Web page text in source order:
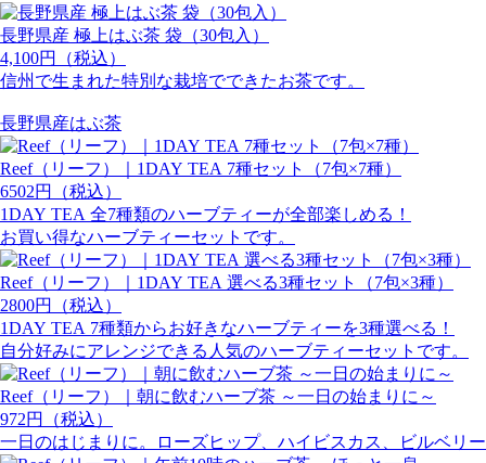
長野県産 極上はぶ茶 袋（30包入）
4,100円（税込）
信州で生まれた特別な栽培でできたお茶です。
長野県産はぶ茶
Reef（リーフ）｜1DAY TEA 7種セット（7包×7種）
6502円（税込）
1DAY TEA 全7種類のハーブティーが全部楽しめる！
お買い得なハーブティーセットです。
Reef（リーフ）｜1DAY TEA 選べる3種セット（7包×3種）
2800円（税込）
1DAY TEA 7種類からお好きなハーブティーを3種選べる！
自分好みにアレンジできる人気のハーブティーセットです。
Reef（リーフ）｜朝に飲むハーブ茶 ～一日の始まりに～
972円（税込）
一日のはじまりに。ローズヒップ、ハイビスカス、ビルベリ